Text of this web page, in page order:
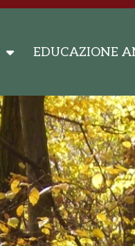
EDUCAZIONE